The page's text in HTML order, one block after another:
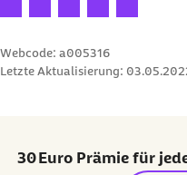
Webcode: a005316
Letzte Aktualisierung:
30 Euro Prämie für